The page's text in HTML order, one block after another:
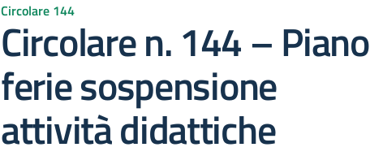
Circolare 144
Circolare n. 144 – Piano
ferie sospensione
attività didattiche